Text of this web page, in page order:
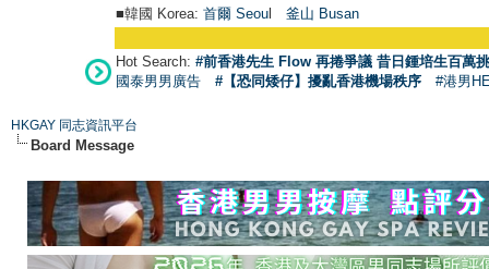
■韓國 Korea: 首爾 Seoul 釜山 Busan
Hot Search: #前香港先生 Flow 再捲爭議 昔日鍾培生百萬
國泰男男廣告
#【恐同矮仔】擾亂香港機場秩序 #港男
HKGAY 同志資訊平台
Board Message